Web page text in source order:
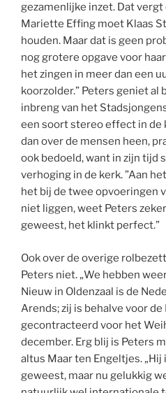
gezamenlijke inzet. Dat
Mariette Effing moet Klaas
houden. Maar dat is geen
nog grotere opgave voor
het zingen in meer dan een
koorzolder.” Peters geniet al
inbreng van het
een soort stereo effect in de
dan over de mensen heen,
ook bedoeld, want in zijn tijd
verhoging in de kerk. ”Aan
het bij de twee opvoeringen
niet liggen, weet Peters
geweest, het klinkt perfect.”
Ook over de overige
Peters niet. „We hebben
Nieuw in Oldenzaal is de
Arends; zij is behalve voor
gecontracteerd voor het
december. Erg blij is Peters
altus Maar ten Engeltjes. „Hij
geweest, maar nu gelukkig